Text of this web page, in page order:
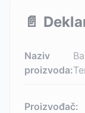
📄
Naziv
proizvoda:
Proizvođač: